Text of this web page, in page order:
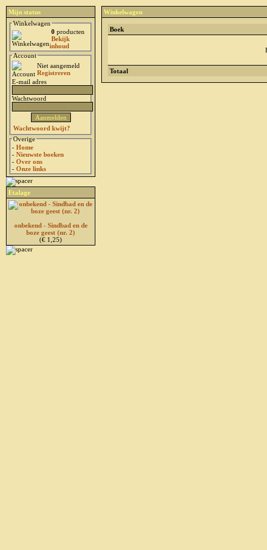
Mijn status
Winkelwagen
0 producten
Bekijk
inhoud
Account
Niet aangemeld
Registreren
E-mail adres
Wachtwoord
Wachtwoord kwijt?
Overige
- Home
- Nieuwste boeken
- Over ons
- Onze links
Etalage
onbekend - Sindbad en de
boze geest (nr. 2)
(€ 1,25)
Winkelwagen
Boek
Totaal